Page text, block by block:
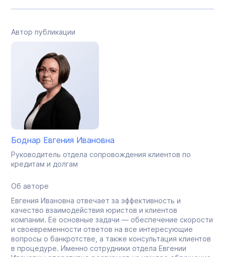
Автор публикации
Боднар Евгения Ивановна
Руководитель отдела сопровождения клиентов по
кредитам и долгам
Об авторе
Евгения Ивановна отвечает за эффективность и
качество взаимодействия юристов и клиентов
компании. Её основные задачи — обеспечение скорости
и своевременности ответов на все интересующие
вопросы о банкротстве, а также консультация клиентов
в процедуре. Именно сотрудники отдела Евгении